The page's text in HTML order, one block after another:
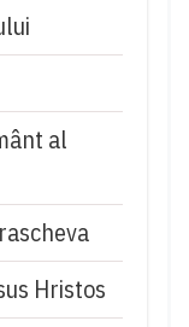
al
Hristos